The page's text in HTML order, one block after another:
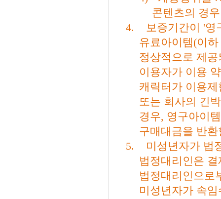
콘텐츠의 경우
4.
보증기간이 '영
유료아이템(이하
정상적으로 제
이용자가 이용
캐릭터가 이용
또는 회사의 긴
경우, 영구아이
구매대금을 반
5.
미성년자가 법
법정대리인은
법정대리인으로
미성년자가 속